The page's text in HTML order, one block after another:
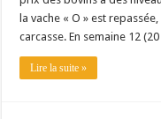
la vache « O » est
carcasse. En semaine 12
Lire la suite »